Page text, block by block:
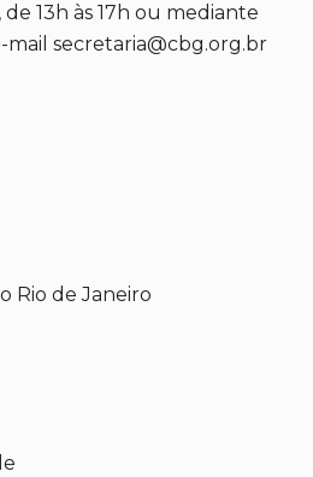
13h às 17h ou mediante
secretaria@cbg.org.br
Rio de Janeiro